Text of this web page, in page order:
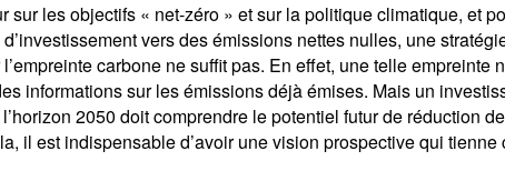
sur les objectifs « net-zéro » et sur la politique climatique, et
vers des émissions nettes nulles, une
carbone ne suffit pas. En effet, une telle empreinte
informations sur les émissions déjà émises. Mais un
2050 doit comprendre le potentiel futur de réduction
il est indispensable d’avoir une vision prospective qui tienne
Select an Option
Pays de résidence
Je ne suis pas
des Etats-Unis
Vos informations seront utilisées conformément à
confidentialité.